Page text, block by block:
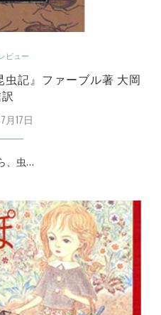
ビュー
記』ファーブル著 大岡
月17日
、虫…